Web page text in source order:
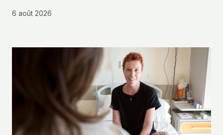
6 août 2026